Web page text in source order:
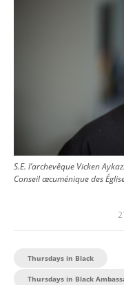
S.E. l’archevêque Vicken
Conseil œcuménique des
Thursdays in Black
Thursdays in Black